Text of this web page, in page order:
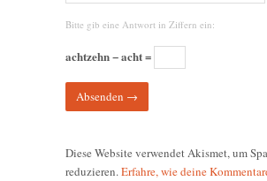
Bitte gib eine Antwort in Ziffern ein:
achtzehn − acht =
Diese Website verwendet Akismet, um
reduzieren.Erfahre, wie deine